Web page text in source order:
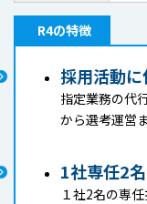
R4の特徴
採用活動に
指定業務の代
から選考運営
1社専任2
１社2名の専